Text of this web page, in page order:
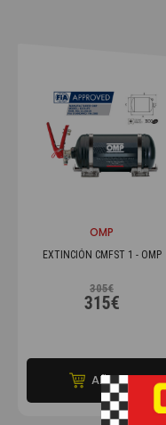
OMP
EXTINCIÓN CMFST 1 - OMP
305€
315€
AÑADIR